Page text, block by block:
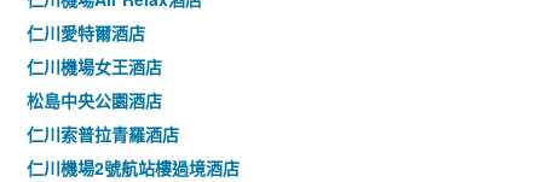
仁川愛特爾酒店
仁川機場女王酒店
松島中央公園酒店
仁川索普拉青羅酒店
仁川機場2號航站樓過境酒店